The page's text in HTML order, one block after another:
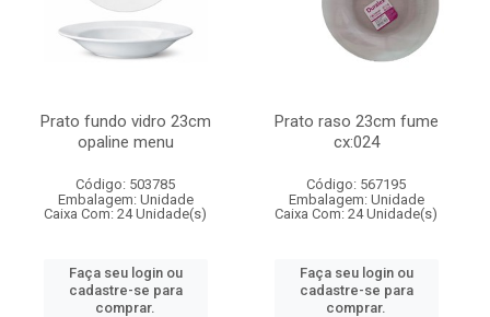
Prato fundo vidro 23cm
opaline menu
Código: 503785
Embalagem: Unidade
Caixa Com: 24 Unidade(s)
Faça seu login ou
cadastre-se para
comprar.
Prato raso 23cm fume
cx:024
Código: 567195
Embalagem: Unidade
Caixa Com: 24 Unidade(s)
Faça seu login ou
cadastre-se para
comprar.